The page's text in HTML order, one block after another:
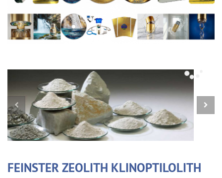
FEINSTER ZEOLITH KLINOPTILOLITH